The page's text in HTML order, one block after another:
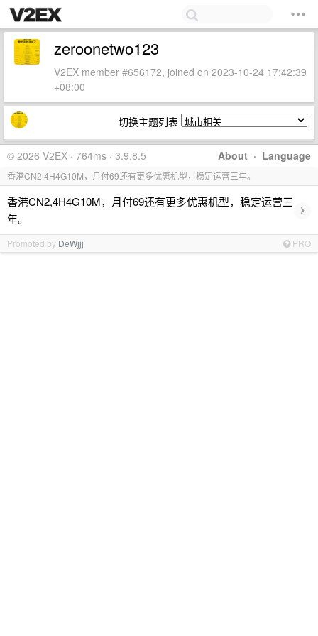
zeroonetwo123
V2EX member #656172, joined on 2023-10-24 17:42:39
+08:00
切换主题列表
About · Language
© 2026 V2EX · 764ms · 3.9.8.5
香港CN2,4H4G10M，月付69还有更多优惠机型，稳定运营三年。
香港CN2,4H4G10M，月付69还有更多优惠机型，稳定运营三
年。
›
Promoted by DeWjjj PRO